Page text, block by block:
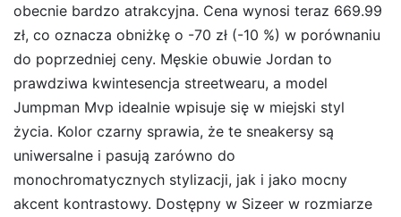
obecnie bardzo atrakcyjna. Cena wynosi teraz 669.99
zł, co oznacza obniżkę o -70 zł (-10 %) w porównaniu
do poprzedniej ceny. Męskie obuwie Jordan to
prawdziwa kwintesencja streetwearu, a model
Jumpman Mvp idealnie wpisuje się w miejski styl
życia. Kolor czarny sprawia, że te sneakersy są
uniwersalne i pasują zarówno do
monochromatycznych stylizacji, jak i jako mocny
akcent kontrastowy. Dostępny w Sizeer w rozmiarze